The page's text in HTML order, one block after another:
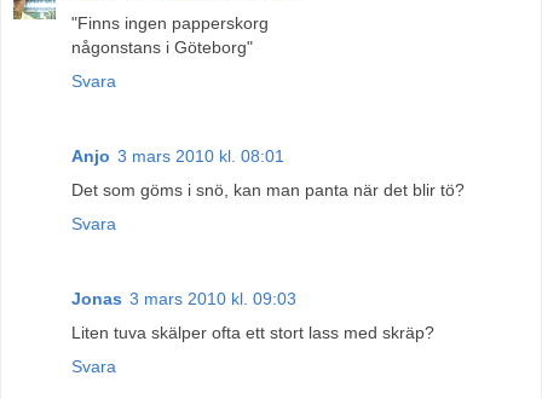
"Finns ingen papperskorg
någonstans i Göteborg"
Svara
Anjo 3 mars 2010 kl. 08:01
Det som göms i snö, kan man panta när det blir tö?
Svara
Jonas 3 mars 2010 kl. 09:03
Liten tuva skälper ofta ett stort lass med skräp?
Svara